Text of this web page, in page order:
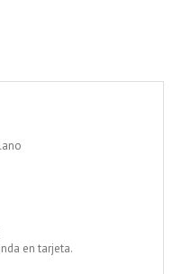
en tarjeta.